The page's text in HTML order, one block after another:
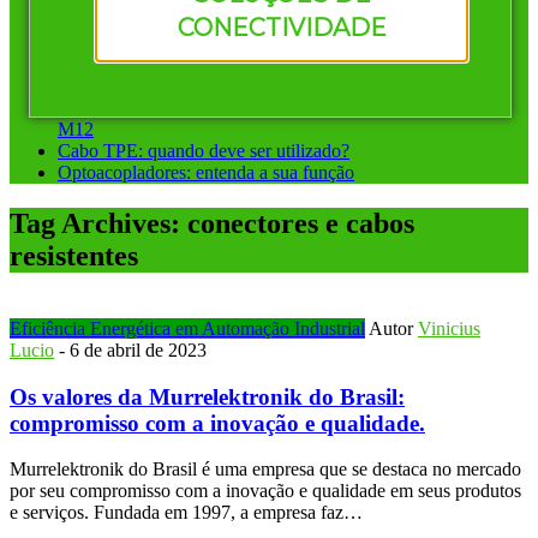
CONECTIVIDADE
Vantagens de investir em conectores pré-montados da
Instalação ponto a ponto ou sistemas de barramento: qual
M12
Cabo TPE: quando deve ser utilizado?
Optoacopladores: entenda a sua função
Tag Archives: conectores e cabos
resistentes
Eficiência Energética em Automação Industrial AutorVinicius
Lucio - 6 de abril de 2023
Os valores da Murrelektronik do Brasil:
compromisso com a inovação e qualidade.
Murrelektronik do Brasil é uma empresa que se destaca no mercado
por seu compromisso com a inovação e qualidade em seus produtos
e serviços. Fundada em 1997, a empresa faz…